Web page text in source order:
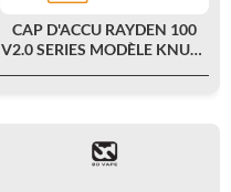
CAP D'ACCU RAYDEN 100
V2.0 SERIES MODÈLE KNURL